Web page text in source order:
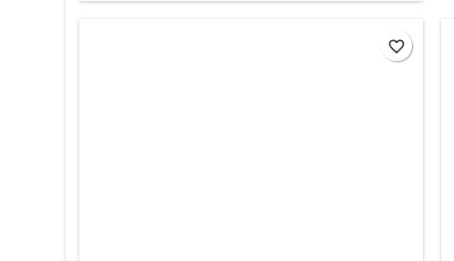
favorite_border
favorite_border